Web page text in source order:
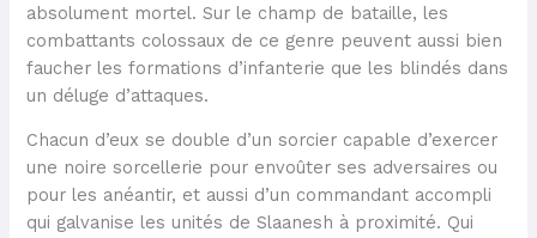
absolument mortel. Sur le champ de bataille, les
combattants colossaux de ce genre peuvent aussi bien
faucher les formations d’infanterie que les blindés dans
un déluge d’attaques.
Chacun d’eux se double d’un sorcier capable d’exercer
une noire sorcellerie pour envoûter ses adversaires ou
pour les anéantir, et aussi d’un commandant accompli
qui galvanise les unités de Slaanesh à proximité. Qui